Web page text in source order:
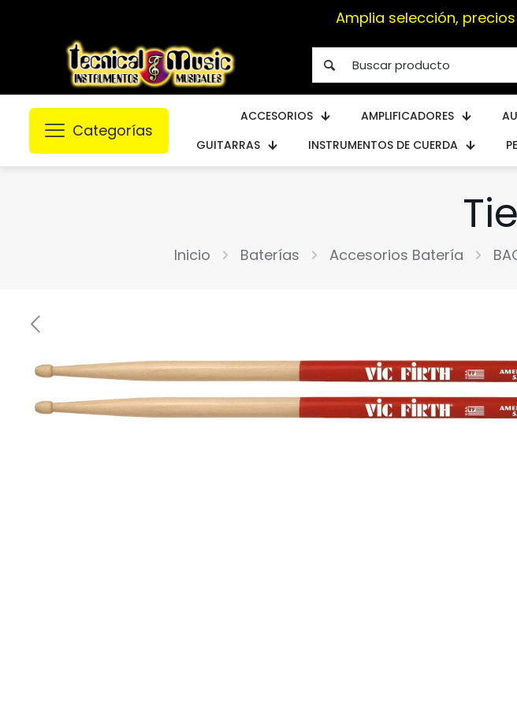
Amplia selección,
Categorías
ACCESORIOS AMPLIFICADORES
GUITARRAS
INSTRUMENTOS DE CUERDA
Inicio Baterías Accesorios Batería